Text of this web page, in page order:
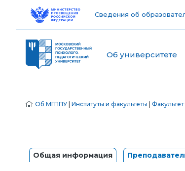
Сведения об
Об университете
Об МГППУ Институты и факультеты
Общая информация